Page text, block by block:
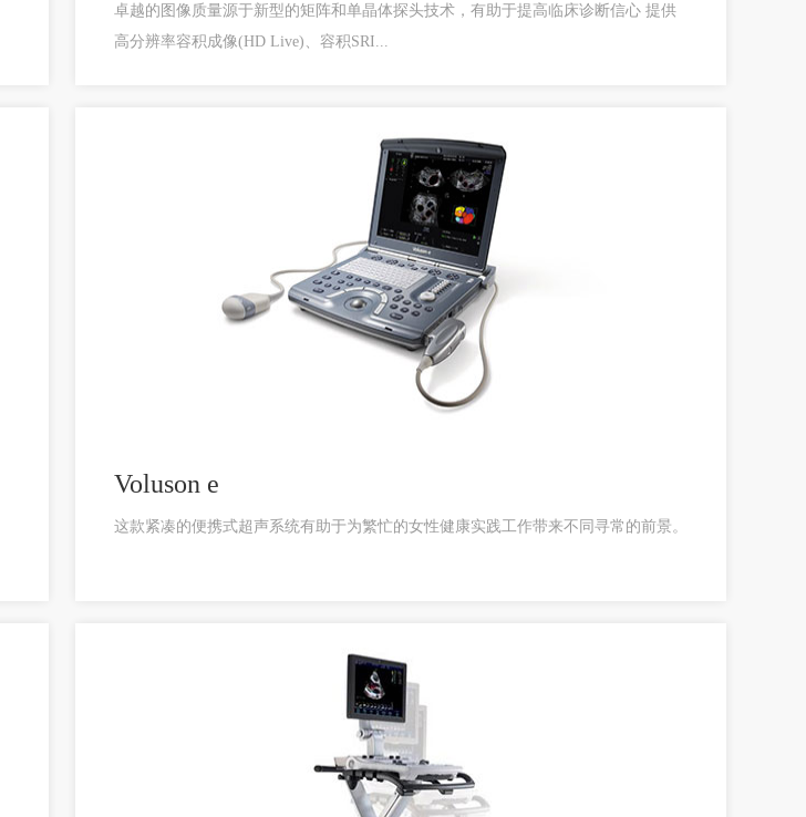
卓越的图像质量源于新型的矩阵和单晶体探头技术，有助于提高临床诊断信心 提供
高分辨率容积成像(HD Live)、容积SRI...
Voluson e
这款紧凑的便携式超声系统有助于为繁忙的女性健康实践工作带来不同寻常的前景。